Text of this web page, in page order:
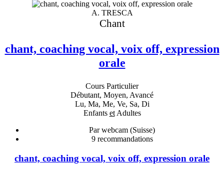
A. TRESCA
Chant
chant, coaching vocal, voix off, expression
orale
Cours Particulier
Débutant, Moyen, Avancé
Lu, Ma, Me, Ve, Sa, Di
Enfants etAdultes
Par webcam (Suisse)
9recommandations
chant, coaching vocal, voix off, expression orale